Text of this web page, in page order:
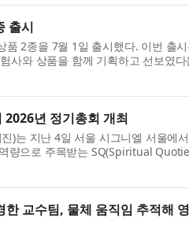
출시
품 2종을 7월 1일 출시했다. 이번 출
사와 상품을 함께 기획하고 선보였
2026년 정기총회 개최
)는 지난 4일 서울 시그니엘 서울에
량으로 주목받는 SQ(Spiritual
교수팀, 물체 움직임 추적해